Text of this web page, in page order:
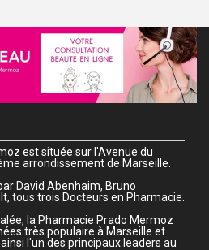
est située sur l'Avenue du
arrondissement de Marseille.
David Abenhaim, Bruno
tous trois Docteurs en Pharmacie.
la Pharmacie Prado Mermoz
très populaire à Marseille et
l'un des principaux leaders au